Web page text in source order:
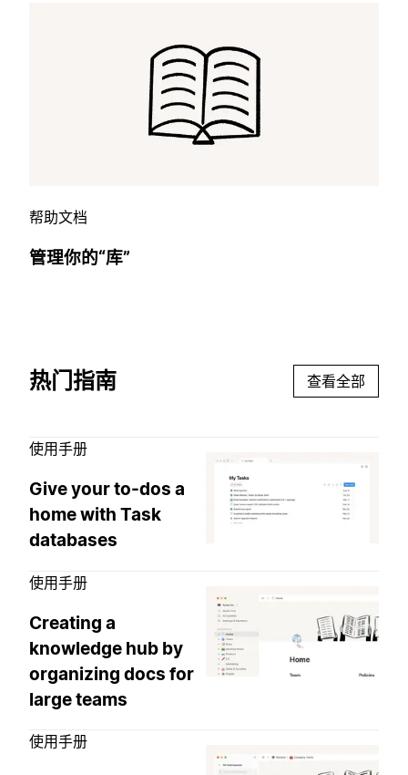
帮助文档
管理你的“库”
热门指南 查看全部
使用手册
Give your to-dos a
home with Task
databases
使用手册
Creating a
knowledge hub by
organizing docs for
large teams
使用手册